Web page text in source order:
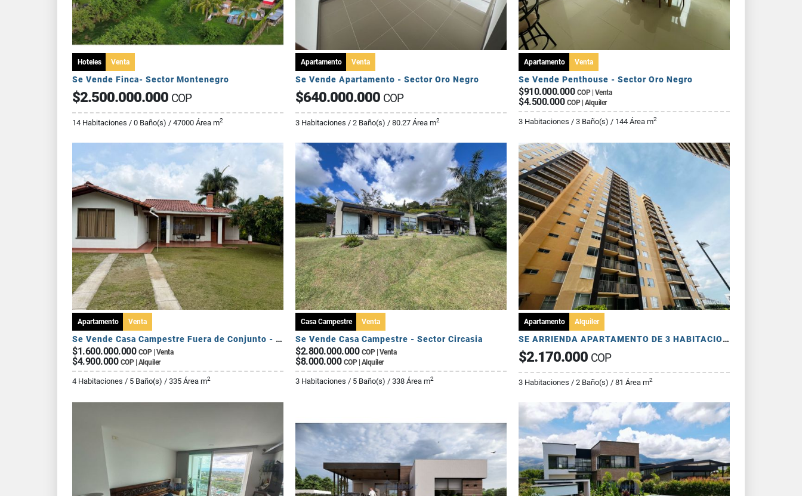
Hoteles Venta
Se Vende Finca- Sector Montenegro
$2.500.000.000 COP
14 Habitaciones / 0 Baño(s) / 47000 Área m2
Apartamento Venta
Se Vende Apartamento - Sector Oro Negro
$640.000.000 COP
3 Habitaciones / 2 Baño(s) / 80.27 Área m2
Apartamento Venta
Se Vende Penthouse - Sector Oro Negro
$910.000.000 COP | Venta
$4.500.000 COP | Alquiler
3 Habitaciones / 3 Baño(s) / 144 Área m2
Apartamento Venta
Se Vende Casa Campestre Fuera de Conjunto - Sector Av Centenario
$1.600.000.000 COP | Venta
$4.900.000 COP | Alquiler
4 Habitaciones / 5 Baño(s) / 335 Área m2
Casa Campestre Venta
Se Vende Casa Campestre - Sector Circasia
$2.800.000.000 COP | Venta
$8.000.000 COP | Alquiler
3 Habitaciones / 5 Baño(s) / 338 Área m2
Apartamento Alquiler
SE ARRIENDA APARTAMENTO DE 3 HABITACIONES - AV 19 NORTE
$2.170.000 COP
3 Habitaciones / 2 Baño(s) / 81 Área m2